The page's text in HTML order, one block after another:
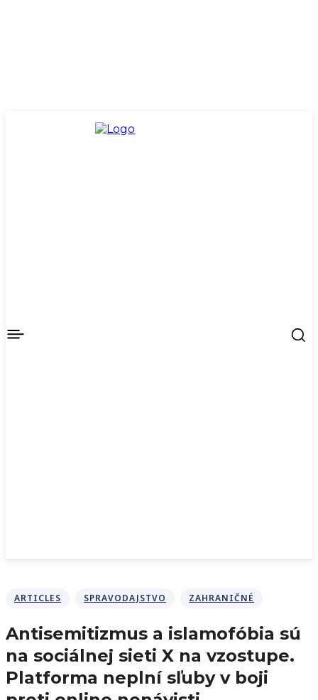
ARTICLES SPRAVODAJSTVO ZAHRANIČNÉ
Antisemitizmus a islamofóbia sú
na sociálnej sieti X na vzostupe.
Platforma neplní sľuby v boji